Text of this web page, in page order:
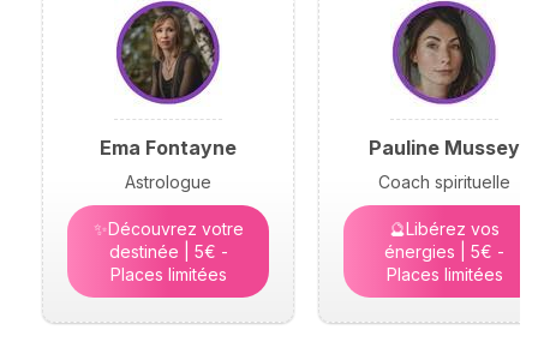
Ema Fontayne
Astrologue
✨Découvrez votre
destinée | 5€ -
Places limitées
Pauline Mussey
Coach spirituelle
🔮Libérez vos
énergies | 5€ -
Places limitées